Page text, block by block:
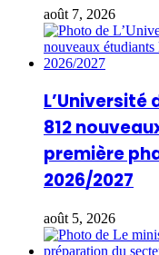
août 7, 2026
L’Université
812
première
2026/2027
août 5, 2026